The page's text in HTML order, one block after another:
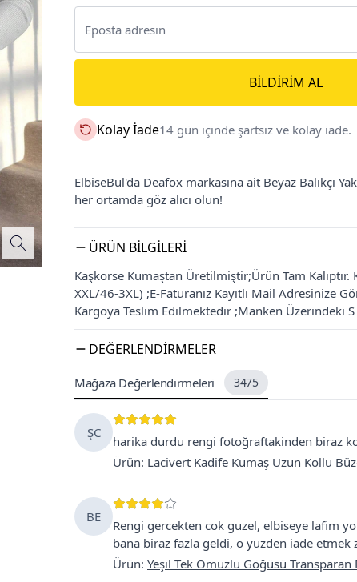
BILDIRIM AL
Kolay İade14 gün içinde şartsız ve kolay iade.
ElbiseBul'da Deafox markasına ait Beyaz Balıkçı
her ortamda göz alıcı olun!
ÜRÜN BILGILERI
Kaşkorse Kumaştan Üretilmiştir;Ürün Tam
XXL/46-3XL) ;E-Faturanız Kayıtlı Mail Adresinize
Kargoya Teslim Edilmektedir ;Manken Üzerindeki
DEĞERLENDIRMELER
Mağaza Değerlendirmeleri 3475
ŞC
harika durdu rengi fotoğraftakinden biraz
Ürün: Lacivert Kadife Kumaş Uzun Kollu
BE
Rengi gercekten cok guzel, elbiseye lafim
bana biraz fazla geldi, o yuzden iade etmek
Ürün: Yeşil Tek Omuzlu Göğüsü Transparan